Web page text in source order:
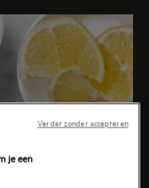
je een
Verder zonder accepteren